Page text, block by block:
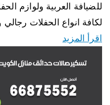
للضيافة العربية ولوازم
لكافة انواع الحفلات
اقرأ المزيد